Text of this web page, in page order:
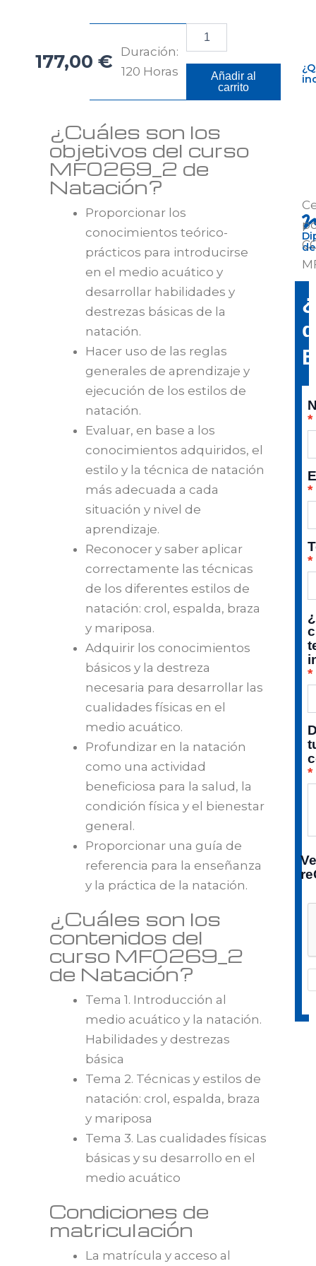
177,00 €
Duración:
120 Horas
Natación
Añadir al
carrito
¿Cuáles son los
objetivos del curso
MF0269_2 de
Natación?
Proporcionar los
conocimientos teórico-
prácticos para introducirse
en el medio acuático y
desarrollar habilidades y
destrezas básicas de la
natación.
Hacer uso de las reglas
generales de aprendizaje y
ejecución de los estilos de
natación.
Evaluar, en base a los
conocimientos adquiridos, el
estilo y la técnica de natación
más adecuada a cada
situación y nivel de
aprendizaje.
Reconocer y saber aplicar
correctamente las técnicas
de los diferentes estilos de
natación: crol, espalda, braza
y mariposa.
Adquirir los conocimientos
básicos y la destreza
necesaria para desarrollar las
cualidades físicas en el
medio acuático.
Profundizar en la natación
como una actividad
beneficiosa para la salud, la
condición física y el bienestar
general.
Proporcionar una guía de
referencia para la enseñanza
y la práctica de la natación.
¿Cuáles son los
contenidos del
curso MF0269_2
de Natación?
Tema 1. Introducción al
medio acuático y la natación.
Habilidades y destrezas
básica
Tema 2. Técnicas y estilos de
natación: crol, espalda, braza
y mariposa
Tema 3. Las cualidades físicas
básicas y su desarrollo en el
medio acuático
Condiciones de
matriculación
La matrícula y acceso al